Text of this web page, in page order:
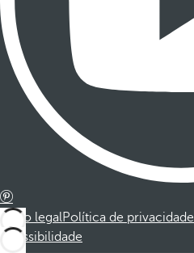
Aviso legalPolítica de privacidade
Acessibilidade